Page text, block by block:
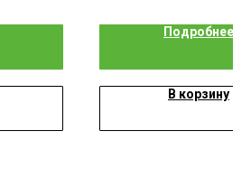
Подробнее
В корзину